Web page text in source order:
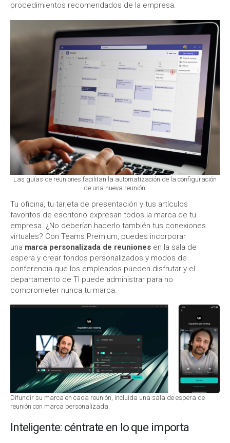
procedimientos recomendados de la empresa.
Las guías de reuniones facilitan la automatización de la configuración
de una nueva reunión.
Tu oficina, tu tarjeta de presentación y tus artículos
favoritos de escritorio expresan todos la marca de tu
empresa. ¿No deberían hacerlo también tus conexiones
virtuales? Con Teams Premium, puedes incorporar
una marca personalizada de reuniones en la sala de
espera y crear fondos personalizados y modos de
conferencia que los empleados pueden disfrutar y el
departamento de TI puede administrar para no
comprometer nunca tu marca.
Difundir su marca en cada reunión, incluida una sala de espera de
reunión con marca personalizada.
Inteligente: céntrate en lo que importa